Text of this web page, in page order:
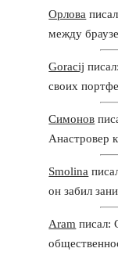
Орлова
между
Goracij
своих
Симонов
Анастровер
Smolina
он забил
Aram писал: